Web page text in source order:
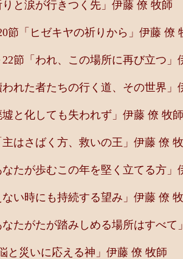
と涙が行きつく先」伊藤 僚 牧師
節「ヒゼキヤの祈りから」伊藤 僚
節「われ、この場所に再び立つ」
れた者たちの行く道、その世界」
と化しても失われず」伊藤 僚 牧師
はさばく方、救いの王」伊藤 僚
たが歩むこの年を堅く立てる方」
い時にも持続する望み」伊藤 僚
たがたが踏みしめる場所はすべて
と災いに応える神」伊藤 僚 牧師